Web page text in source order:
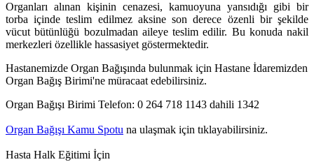
Organları alınan kişinin cenazesi, kamuoyuna yansıdığı gibi bir
torba içinde teslim edilmez aksine son derece özenli bir şekilde
vücut bütünlüğü bozulmadan aileye teslim edilir. Bu konuda nakil
merkezleri özellikle hassasiyet göstermektedir.
Hastanemizde Organ Bağışında bulunmak için Hastane İdaremizden
Organ Bağış Birimi'ne müracaat edebilirsiniz.
Organ Bağışı Birimi Telefon: 0 264 718 1143 dahili 1342
Organ Bağışı Kamu Spotu na ulaşmak için tıklayabilirsiniz.
Hasta Halk Eğitimi İçin